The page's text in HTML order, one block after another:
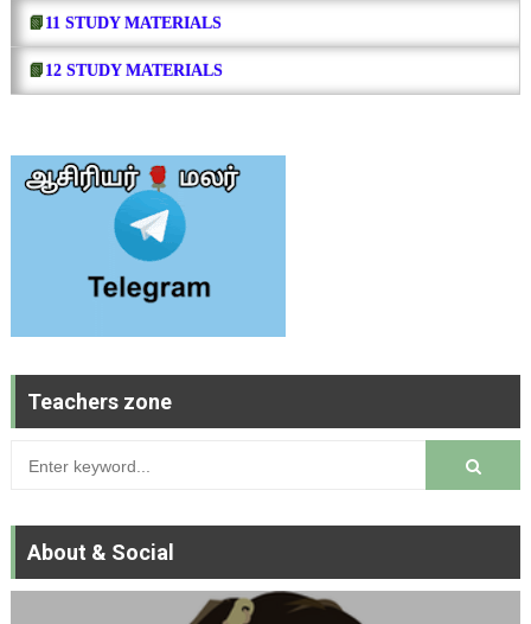
📗 11 STUDY MATERIALS
📗 12 STUDY MATERIALS
Teachers zone
About & Social